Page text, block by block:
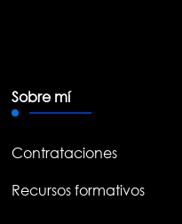
Sobre mí
Contrataciones
Recursos formativos